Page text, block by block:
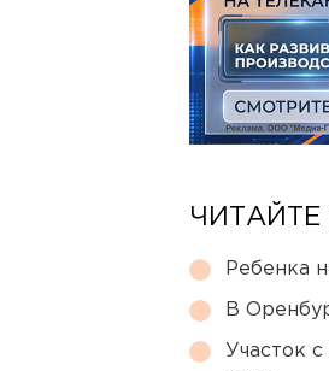
Ребенка
В
Участок